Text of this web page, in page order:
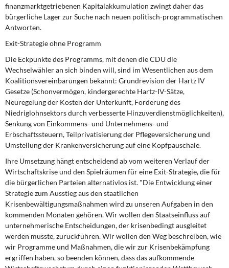
finanzmarktgetriebenen Kapitalakkumulation zwingt daher das
bürgerliche Lager zur Suche nach neuen politisch-programmatischen
Antworten.
Exit-Strategie ohne Programm
Die Eckpunkte des Programms, mit denen die CDU die
Wechselwähler an sich binden will, sind im Wesentlichen aus dem
Koalitionsvereinbarungen bekannt: Grundrevision der Hartz IV
Gesetze (Schonvermögen, kindergerechte Hartz-IV-Sätze,
Neuregelung der Kosten der Unterkunft, Förderung des
Niedriglohnsektors durch verbesserte Hinzuverdienstmöglichkeiten),
Senkung von Einkommens- und Unternehmens- und
Erbschaftssteuern, Teilprivatisierung der Pflegeversicherung und
Umstellung der Krankenversicherung auf eine Kopfpauschale.
Ihre Umsetzung hängt entscheidend ab vom weiteren Verlauf der
Wirtschaftskrise und den Spielräumen für eine Exit-Strategie, die für
die bürgerlichen Parteien alternativlos ist. "Die Entwicklung einer
Strategie zum Ausstieg aus den staatlichen
Krisenbewältigungsmaßnahmen wird zu unseren Aufgaben in den
kommenden Monaten gehören. Wir wollen den Staatseinfluss auf
unternehmerische Entscheidungen, der krisenbedingt ausgleitet
werden musste, zurückführen. Wir wollen den Weg beschreiben, wie
wir Programme und Maßnahmen, die wir zur Krisenbekämpfung
ergriffen haben, so beenden können, dass das aufkommende